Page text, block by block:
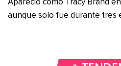
Apareció como Tracy Brand
aunque solo fue durante tres